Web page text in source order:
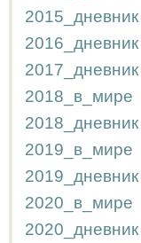
2015_дневник
2016_дневник
2017_дневник
2018_в_мире
2018_дневник
2019_в_мире
2019_дневник
2020_в_мире
2020_дневник